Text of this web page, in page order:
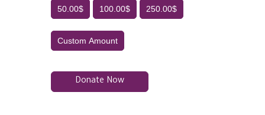
50.00$ 100.00$ 250.00$
Custom Amount
Donate Now